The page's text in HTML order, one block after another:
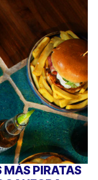
MÁS PIRATAS